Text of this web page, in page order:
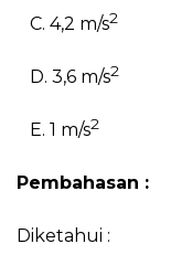
C. 4,2 m/s2
D. 3,6 m/s2
E. 1 m/s2
Pembahasan :
Diketahui :